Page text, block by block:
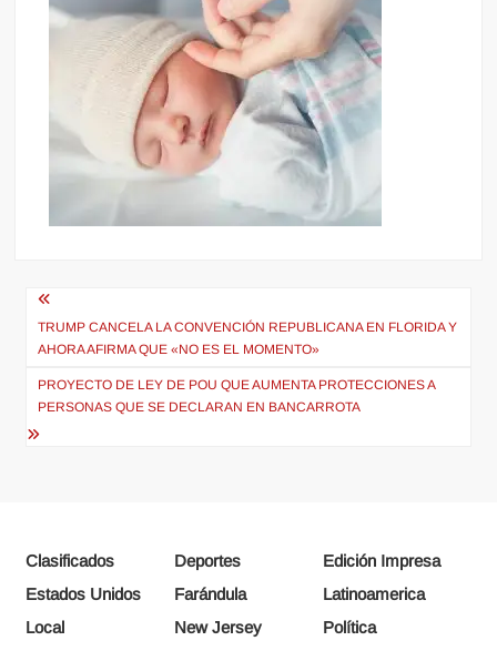
Navegación
de
entradas
TRUMP CANCELA LA CONVENCIÓN REPUBLICANA EN FLORIDA Y
AHORA AFIRMA QUE «NO ES EL MOMENTO»
PROYECTO DE LEY DE POU QUE AUMENTA PROTECCIONES A
PERSONAS QUE SE DECLARAN EN BANCARROTA
Clasificados Deportes
Edición Impresa
Estados Unidos
Farándula
Latinoamerica
Local
New Jersey Política